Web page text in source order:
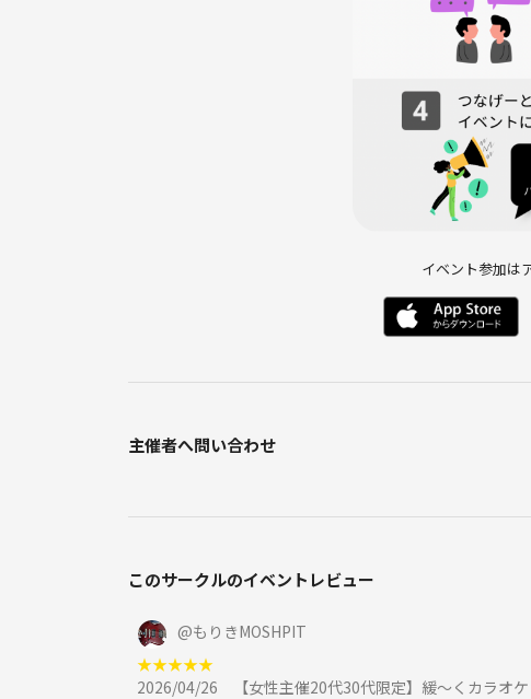
イベント参加は
主催者へ問い合わせ
このサークルのイベントレビュー
@もりきMOSHPIT
★★★★★
2026/04/26
【女性主催20代30代限定】緩〜くカラオ